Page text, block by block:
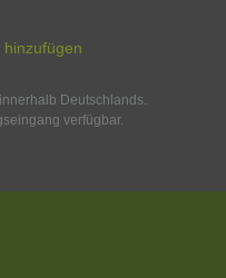
hinzufügen
Deutschlands.
verfügbar.